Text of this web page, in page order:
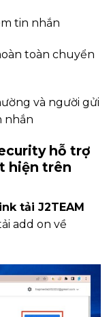
tin nhắn
toàn chuyển
và người gửi
nhắn
hỗ trợ
hiện trên
tải J2TEAM
add on về